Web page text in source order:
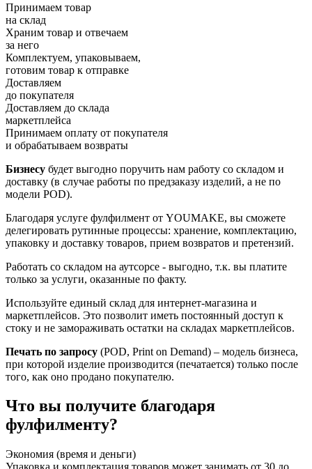
Принимаем товар
на склад
Храним товар и отвечаем
за него
Комплектуем, упаковываем,
готовим товар к отправке
Доставляем
до покупателя
Доставляем до склада
маркетплейса
Принимаем оплату от покупателя
и обрабатываем возвраты
Бизнесу будет выгодно поручить нам работу со складом и
доставку (в случае работы по предзаказу изделий, а не по
модели POD).
Благодаря услуге фулфилмент от YOUMAKE, вы сможете
делегировать рутинные процессы: хранение, комплектацию,
упаковку и доставку товаров, прием возвратов и претензий.
Работать со складом на аутсорсе - выгодно, т.к. вы платите
только за услуги, оказанные по факту.
Используйте единый склад для интернет-магазина и
маркетплейсов. Это позволит иметь постоянный доступ к
стоку и не замораживать остатки на складах маркетплейсов.
Печать по запросу (POD, Print on Demand) – модель бизнеса,
при которой изделие производится (печатается) только после
того, как оно продано покупателю.
Что вы получите благодаря
фулфилменту?
Экономия (время и деньги)